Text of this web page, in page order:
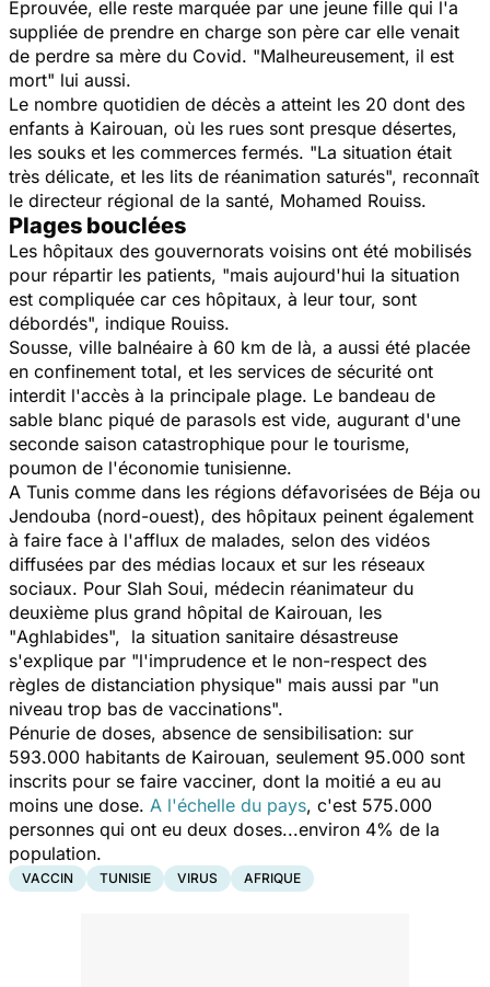
Eprouvée, elle reste marquée par une jeune fille qui l'a
suppliée de prendre en charge son père car elle venait
de perdre sa mère du Covid. "Malheureusement, il est
mort" lui aussi.
Le nombre quotidien de décès a atteint les 20 dont des
enfants à Kairouan, où les rues sont presque désertes,
les souks et les commerces fermés. "La situation était
très délicate, et les lits de réanimation saturés", reconnaît
le directeur régional de la santé, Mohamed Rouiss.
Plages bouclées
Les hôpitaux des gouvernorats voisins ont été mobilisés
pour répartir les patients, "mais aujourd'hui la situation
est compliquée car ces hôpitaux, à leur tour, sont
débordés", indique Rouiss.
Sousse, ville balnéaire à 60 km de là, a aussi été placée
en confinement total, et les services de sécurité ont
interdit l'accès à la principale plage. Le bandeau de
sable blanc piqué de parasols est vide, augurant d'une
seconde saison catastrophique pour le tourisme,
poumon de l'économie tunisienne.
A Tunis comme dans les régions défavorisées de Béja ou
Jendouba (nord-ouest), des hôpitaux peinent également
à faire face à l'afflux de malades, selon des vidéos
diffusées par des médias locaux et sur les réseaux
sociaux. Pour Slah Soui, médecin réanimateur du
deuxième plus grand hôpital de Kairouan, les
"Aghlabides", la situation sanitaire désastreuse
s'explique par "l'imprudence et le non-respect des
règles de distanciation physique" mais aussi par "un
niveau trop bas de vaccinations".
Pénurie de doses, absence de sensibilisation: sur
593.000 habitants de Kairouan, seulement 95.000 sont
inscrits pour se faire vacciner, dont la moitié a eu au
moins une dose. A l'échelle du pays, c'est 575.000
personnes qui ont eu deux doses...environ 4% de la
population.
VACCIN TUNISIE VIRUS AFRIQUE